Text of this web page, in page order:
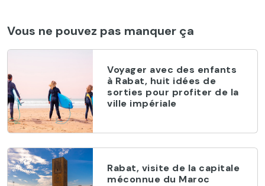
Vous ne pouvez pas manquer ça
Voyager avec des enfants
à Rabat, huit idées de
sorties pour profiter de la
ville impériale
Rabat, visite de la capitale
méconnue du Maroc